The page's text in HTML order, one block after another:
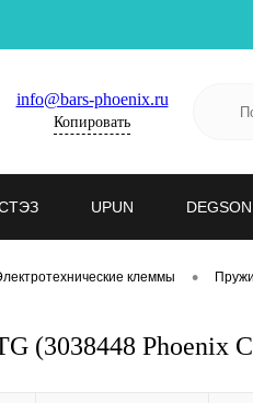
info@bars-phoenix.ru
Копировать
UPUN DEGSON
клеммы •
(3038448 Phoenix